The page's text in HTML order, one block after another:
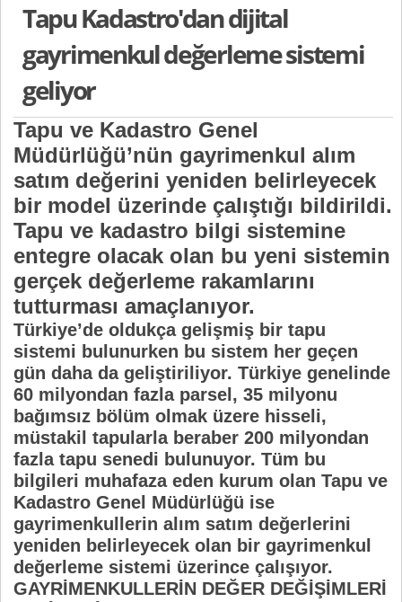
Tapu Kadastro'dan dijital
gayrimenkul değerleme sistemi
geliyor
Tapu ve Kadastro Genel
Müdürlüğü’nün gayrimenkul alım
satım değerini yeniden belirleyecek
bir model üzerinde çalıştığı bildirildi.
Tapu ve kadastro bilgi sistemine
entegre olacak olan bu yeni sistemin
gerçek değerleme rakamlarını
tutturması amaçlanıyor.
Türkiye’de oldukça gelişmiş bir tapu
sistemi bulunurken bu sistem her geçen
gün daha da geliştiriliyor. Türkiye genelinde
60 milyondan fazla parsel, 35 milyonu
bağımsız bölüm olmak üzere hisseli,
müstakil tapularla beraber 200 milyondan
fazla tapu senedi bulunuyor. Tüm bu
bilgileri muhafaza eden kurum olan Tapu ve
Kadastro Genel Müdürlüğü ise
gayrimenkullerin alım satım değerlerini
yeniden belirleyecek olan bir gayrimenkul
değerleme sistemi üzerince çalışıyor.
GAYRİMENKULLERİN DEĞER DEĞİŞİMLERİ